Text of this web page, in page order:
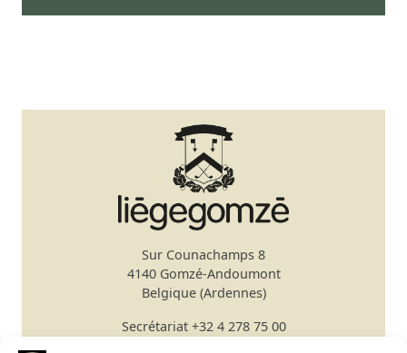
Sur Counachamps 8
4140 Gomzé-Andoumont
Belgique (Ardennes)
Secrétariat+32 4 278 75 00